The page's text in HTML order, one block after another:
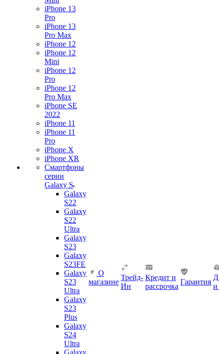
iPhone 13
Pro
iPhone 13
Pro Max
iPhone 12
iPhone 12
Mini
iPhone 12
Pro
iPhone 12
Pro Max
iPhone SE
2022
iPhone 11
iPhone 11
Pro
iPhone X
iPhone XR
Смартфоны
серии
Galaxy S
Galaxy
S22
Galaxy
S22
Ultra
Galaxy
S23
Galaxy
S23FE
Galaxy
S23
Ultra
Galaxy
S23
Plus
Galaxy
S24
Ultra
Galaxy
О
магазине
Трейд-
Ин
Кредит и
рассрочка
Гарантия
и